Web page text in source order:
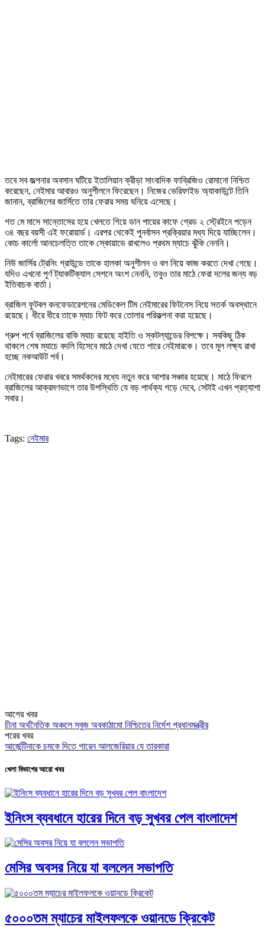
তবে সব জল্পনার অবসান ঘটিয়ে ইতালিয়ান ক্রীড়া সাংবাদিক ফাব্রিজিও রোমানো নিশ্চিত
করেছেন, নেইমার আবারও অনুশীলনে ফিরেছেন। নিজের ভেরিফাইড অ্যাকাউন্টে তিনি
জানান, ব্রাজিলের জার্সিতে তার ফেরার সময় ঘনিয়ে এসেছে।
গত মে মাসে সান্তোসের হয়ে খেলতে গিয়ে ডান পায়ের কাফে গ্রেড ২ স্ট্রেইনে পড়েন
৩৪ বছর বয়সী এই ফরোয়ার্ড। এরপর থেকেই পুনর্বাসন প্রক্রিয়ার মধ্য দিয়ে যাচ্ছিলেন।
কোচ কার্লো আনচেলত্তি তাকে স্কোয়াডে রাখলেও প্রথম ম্যাচে ঝুঁকি নেননি।
নিউ জার্সির ট্রেনিং গ্রাউন্ডে তাকে হালকা অনুশীলন ও বল নিয়ে কাজ করতে দেখা গেছে।
যদিও এখনো পূর্ণ ট্যাকটিক্যাল সেশনে অংশ নেননি, তবুও তার মাঠে ফেরা দলের জন্য বড়
ইতিবাচক বার্তা।
ব্রাজিল ফুটবল কনফেডারেশনের মেডিকেল টিম নেইমারের ফিটনেস নিয়ে সতর্ক অবস্থানে
রয়েছে। ধীরে ধীরে তাকে ম্যাচ ফিট করে তোলার পরিকল্পনা করা হয়েছে।
গ্রুপ পর্বে ব্রাজিলের বাকি ম্যাচ রয়েছে হাইতি ও স্কটল্যান্ডের বিপক্ষে। সবকিছু ঠিক
থাকলে শেষ ম্যাচে বদলি হিসেবে মাঠে দেখা যেতে পারে নেইমারকে। তবে মূল লক্ষ্য রাখা
হচ্ছে নকআউট পর্ব।
নেইমারের ফেরার খবরে সমর্থকদের মধ্যে নতুন করে আশার সঞ্চার হয়েছে। মাঠে ফিরলে
ব্রাজিলের আক্রমণভাগে তার উপস্থিতি যে বড় পার্থক্য গড়ে দেবে, সেটাই এখন প্রত্যাশা
সবার।
Tags: নেইমার
আগের খবর
চীনা অর্থনৈতিক অঞ্চলে সবুজ অবকাঠামো নিশ্চিতের নির্দেশ প্রধানমন্ত্রীর
পরের খবর
আর্জেন্টিনাকে চমকে দিতে পারেন আলজেরিয়ার যে তারকারা
খেলা বিভাগের আরো খবর
ইনিংস ব্যবধানে হারের দিনে বড় সুখবর পেল বাংলাদেশ
মেসির অবসর নিয়ে যা বললেন সভাপতি
৫০০০তম ম্যাচের মাইলফলকে ওয়ানডে ক্রিকেট